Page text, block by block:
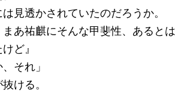
見透かされていたのだろうか。
まあ祐麒にそんな甲斐性、あるとは
ど』
それ」
ける。